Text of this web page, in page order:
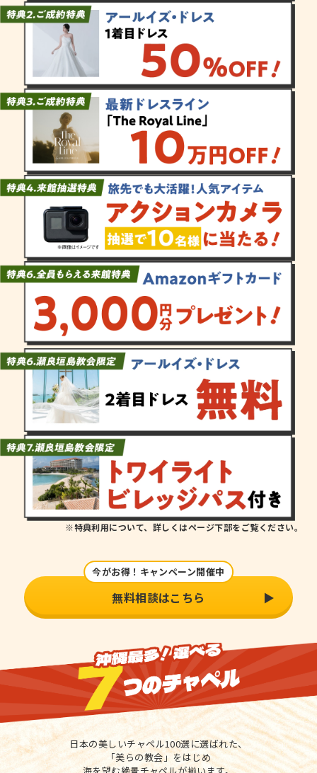
※特典利用について、詳しくはページ下部をご覧ください。
今がお得！キャンペーン開催中
無料相談はこちら
日本の美しいチャペル100選に選ばれた、
「美らの教会」をはじめ